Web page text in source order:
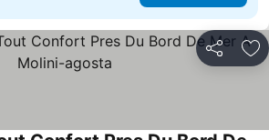
Partilhar